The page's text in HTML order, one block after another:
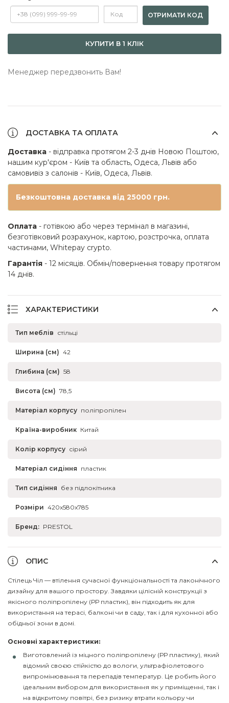
ОТРИМАТИ КОД
КУПИТИ В 1 КЛІК
Менеджер передзвонить Вам!
ДОСТАВКА ТА ОПЛАТА
Доставка - відправка протягом 2-3 днів Новою Поштою,
нашим кур'єром - Київ та область, Одеса, Львів або
самовивіз з салонів - Київ, Одеса, Львів.
Безкоштовна доставка від 25000 грн.
Оплата - готівкою або через термінал в магазині,
безготівковий розрахунок, картою, розстрочка, оплата
частинами, Whitepay crypto.
Гарантія - 12 місяців. Обмін/повернення товару протягом
14 днів.
ХАРАКТЕРИСТИКИ
Тип меблів стільці
Ширина (см) 42
Глибина (см) 58
Висота (см) 78,5
Матеріал корпусу поліпропілен
Країна-виробник Китай
Колір корпусу сірий
Матеріал сидіння пластик
Тип сидіння без підлокітника
Розміри 420x580x785
Бренд: PRESTOL
ОПИС
Стілець Чіл — втілення сучасної функціональності та лаконічного
дизайну для вашого простору. Завдяки цілісній конструкції з
якісного поліпропілену (РР пластик), він підходить як для
використання на терасі, балконі чи в саду, так і для кухонної або
обідньої зони в домі.
Основні характеристики:
Виготовлений із міцного поліпропілену (РР пластику), який
відомий своєю стійкістю до вологи, ультрафіолетового
випромінювання та перепадів температур. Це робить його
ідеальним вибором для використання як у приміщенні, так і
на відкритому повітрі, без ризику втрати кольору чи